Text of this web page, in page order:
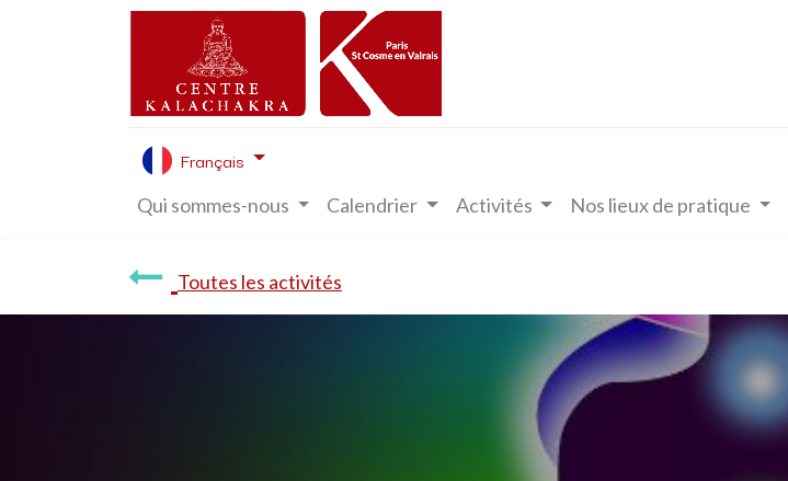
Français
Qui sommes-nous Calendrier Activités Nos lieux de pratique
Toutes les activités